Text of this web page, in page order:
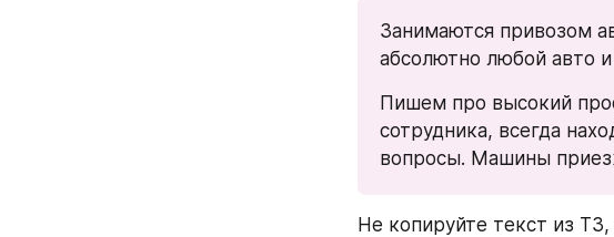
Занимаются привозом
абсолютно любой авто
Пишем про высокий
сотрудника, всегда
вопросы. Машины
Не копируйте текст из